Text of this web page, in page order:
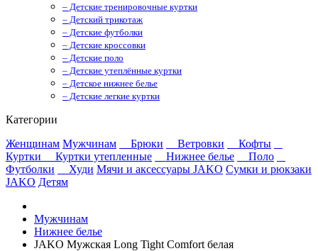
– Детские тренировочные куртки
– Детский трикотаж
– Детские футболки
– Детские кроссовки
– Детские поло
– Детские утеплённые куртки
– Детское нижнее белье
– Детские легкие куртки
Категории
Женщинам Мужчинам Брюки Ветровки
Кофты
Куртки
Куртки утепленные Нижнее белье
Поло
Футболки
Худи Мячи и аксессуары JAKO Сумки и рюкзаки
JAKO Детям
Мужчинам
Нижнее белье
JAKO Мужская Long Tight Comfort белая